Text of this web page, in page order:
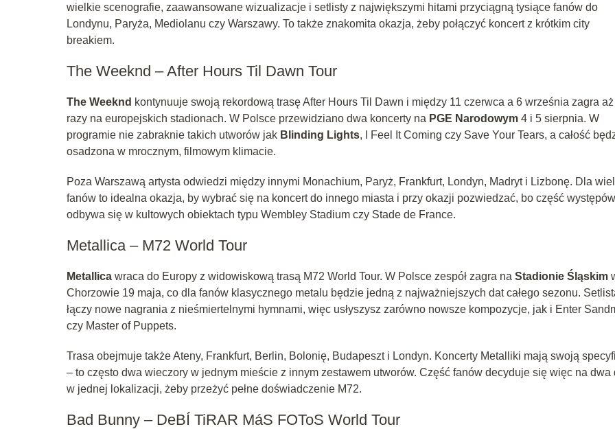
wielkie scenografie, zaawansowane wizualizacje i setlisty z największymi hitami przyciągną tysiące fanów do
Londynu, Paryża, Mediolanu czy Warszawy. To także znakomita okazja, żeby połączyć koncert z krótkim city
breakiem.
The Weeknd – After Hours Til Dawn Tour
The Weeknd kontynuuje swoją rekordową trasę After Hours Til Dawn i między 11 czerwca a 6 września zagra
razy na europejskich stadionach. W Polsce przewidziano dwa koncerty na PGE Narodowym 4 i 5 sierpnia. W
programie nie zabraknie takich utworów jak Blinding Lights, I Feel It Coming czy Save Your Tears, a całość
osadzona w mrocznym, filmowym klimacie.
Poza Warszawą artysta odwiedzi między innymi Monachium, Paryż, Frankfurt, Londyn, Madryt i Lizbonę. Dla
fanów to idealna okazja, by wybrać się na koncert do innego miasta i przy okazji pozwiedzać, bo część występów
odbywa się w kultowych obiektach typu Wembley Stadium czy Stade de France.
Metallica – M72 World Tour
Metallica wraca do Europy z widowiskową trasą M72 World Tour. W Polsce zespół zagra na Stadionie Śląskim
Chorzowie 19 maja, co dla fanów klasycznego metalu będzie jedną z najważniejszych dat całego sezonu.
łączy nowe nagrania z nieśmiertelnymi hymnami, więc usłyszysz zarówno nowsze kompozycje, jak i Enter
czy Master of Puppets.
Trasa obejmuje także Ateny, Frankfurt, Berlin, Bolonię, Budapeszt i Londyn. Koncerty Metalliki mają swoją
– to często dwa wieczory w jednym mieście z innym zestawem utworów. Część fanów decyduje się więc na dwa
w jednej lokalizacji, żeby przeżyć pełne doświadczenie M72.
Bad Bunny – DeBÍ TiRAR MáS FOToS World Tour